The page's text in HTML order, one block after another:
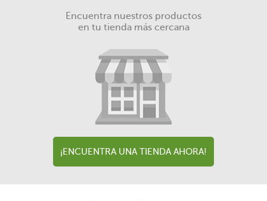
Encuentra nuestros productos
en tu tienda más cercana
¡ENCUENTRA UNA TIENDA AHORA!